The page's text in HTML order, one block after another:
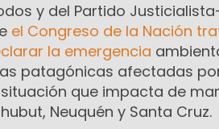
y del Partido
el Congreso de la Nación
la emergencia
patagónicas afectadas
que impacta de
Neuquén y Santa Cruz.